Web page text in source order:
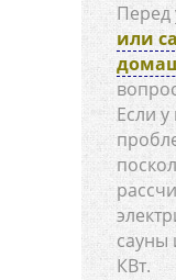
Перед
или
Если у
сауны
КВт.